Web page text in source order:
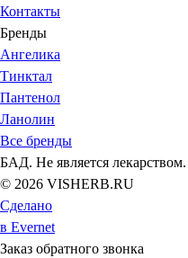
Контакты
Бренды
Ангелика
Тинктал
Пантенол
Ланолин
Все бренды
БАД. Не является лекарством.
© 2026 VISHERB.RU
Сделано
в Evernet
Заказ обратного звонка